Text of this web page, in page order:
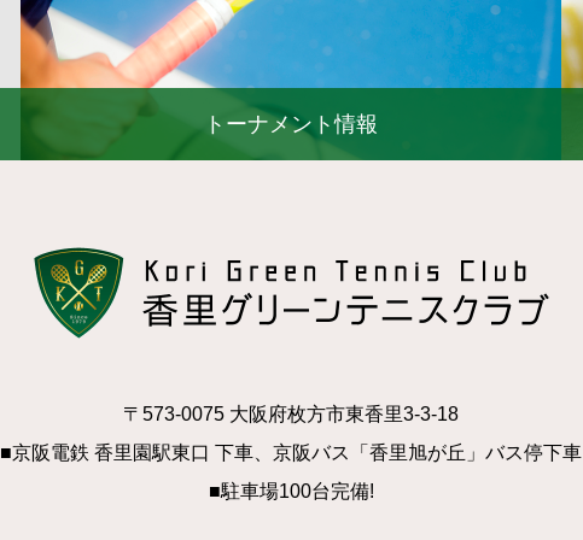
トーナメント情報
〒573-0075 大阪府枚方市東香里3-3-18
■京阪電鉄 香里園駅東口 下車、京阪バス「香里旭が丘」バス停下車
■駐車場100台完備!